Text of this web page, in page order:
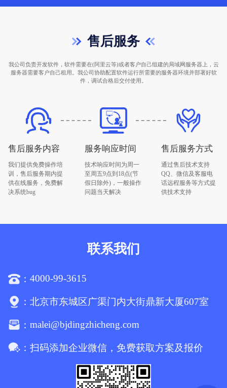
售后服务
我公司负责开发软件，软件需要在(阿里云等)或者客户自己组建的局域网服务器上，云
服务器需要客户自己租用。我公司协助配置软件运行所需要的服务器环境并部署好软
件，调试合格后交付使用。
售后服务内容
我们提供免费操作培
训，售后服务期内提
供在线服务，免费解
决系统bug
服务响应时间
技术响应时间为周一
至周五9点到18点(节
假日除外)，一般操作
问题当天解决
售后服务方式
通过售后技术支持
QQ、微信及客服电
话远程服务等方式提
供技术支持
联系我们
：4000-99-3615
：北京市东城区广渠门内大街鼎新大厦607室
：malei@bjdingzhicheng.com
：扫码添加企业微信，免费获取方案及报价